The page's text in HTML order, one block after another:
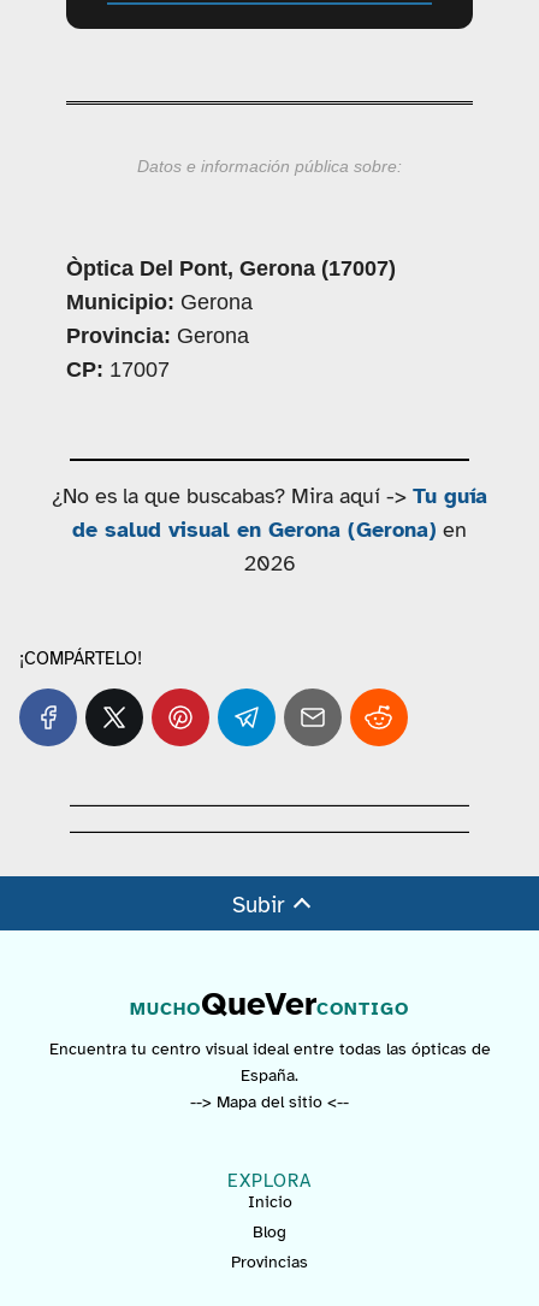
Datos e información pública sobre:
Òptica Del Pont, Gerona (17007)
Municipio: Gerona
Provincia: Gerona
CP: 17007
¿No es la que buscabas? Mira aquí -> Tu guía
de salud visual en Gerona (Gerona) en
2026
¡COMPÁRTELO!
Subir
MUCHOQueVerCONTIGO
Encuentra tu centro visual ideal entre todas las ópticas de
España.
--> Mapa del sitio <--
EXPLORA
Inicio
Blog
Provincias